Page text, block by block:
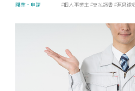
開業・申請 個人事業主 支払調書 源泉徴